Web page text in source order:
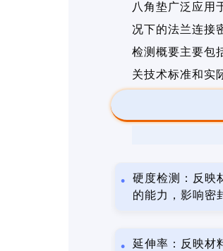
八角垫广泛应用
况下的法兰连接
检测概要主要包
关技术标准和实
硬度检测：反映
的能力，影响密
延伸率：反映材